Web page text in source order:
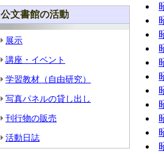
公文書館の活動
展示
講座・イベント
学習教材（自由研究）
写真パネルの貸し出し
刊行物の販売
活動日誌